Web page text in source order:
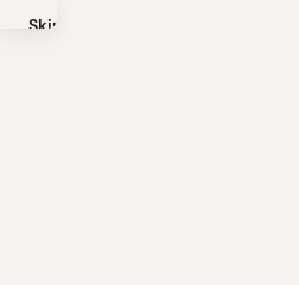
Skip